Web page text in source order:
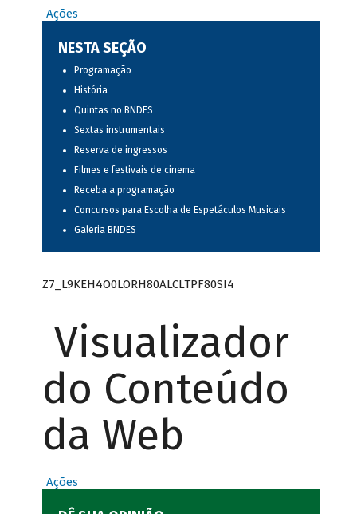
Ações
NESTA SEÇÃO
Programação
História
Quintas no BNDES
Sextas instrumentais
Reserva de ingressos
Filmes e festivais de cinema
Receba a programação
Concursos para Escolha de Espetáculos Musicais
Galeria BNDES
Z7_L9KEH4O0LORH80ALCLTPF80SI4
Visualizador
do Conteúdo
da Web
Ações